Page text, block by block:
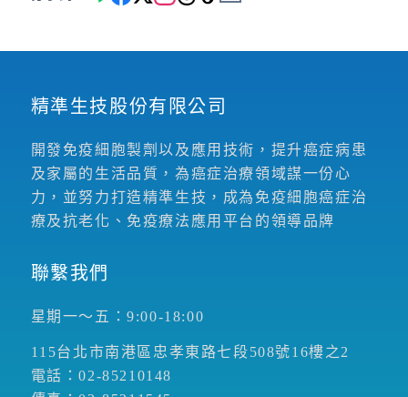
精準生技股份有限公司
開發免疫細胞製劑以及應用技術，提升癌症病患
及家屬的生活品質，為癌症治療領域謀一份心
力，並努力打造精準生技，成為免疫細胞癌症治
療及抗老化、免疫療法應用平台的領導品牌
聯繫我們
星期一～五：9:00-18:00
115台北市南港區忠孝東路七段508號16樓之2
電話：02-85210148